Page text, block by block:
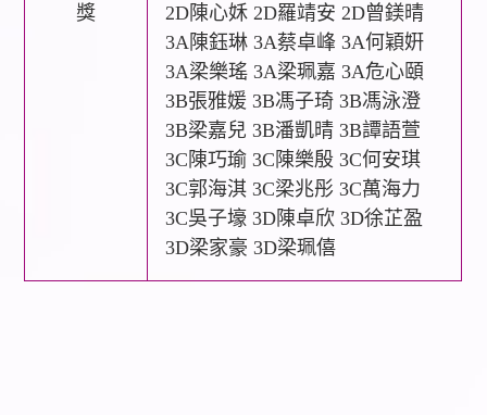
獎
2D陳心姀 2D羅靖安 2D曾鎂晴
3A陳鈺琳 3A蔡卓峰 3A何穎姸
3A梁樂瑤 3A梁珮嘉 3A危心頤
3B張雅媛 3B馮子琦 3B馮泳澄
3B梁嘉兒 3B潘凱晴 3B譚語萱
3C陳巧瑜 3C陳樂殷 3C何安琪
3C郭海淇 3C梁兆彤 3C萬海力
3C吳子壕 3D陳卓欣 3D徐芷盈
3D梁家豪 3D梁珮僖